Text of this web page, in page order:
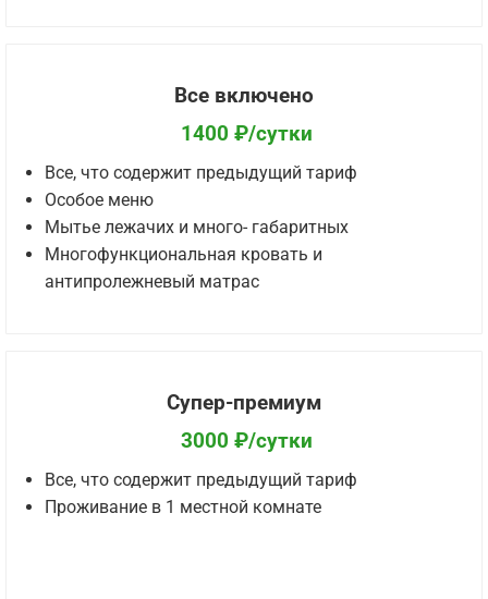
Все включено
1400 ₽/сутки
Все, что содержит предыдущий тариф
Особое меню
Мытье лежачих и много- габаритных
Многофункциональная кровать и
антипролежневый матрас
Супер-премиум
3000 ₽/сутки
Все, что содержит предыдущий тариф
Проживание в 1 местной комнате